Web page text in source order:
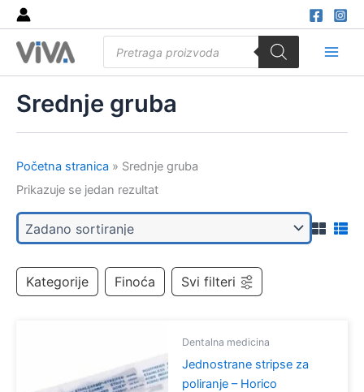
Skip
to
content
search
Srednje gruba
Početna stranica » Srednje gruba
Prikazuje se jedan rezultat
Kategorije Finoća Svi filteri
Dentalna medicina
Jednostrane stripse za
poliranje – Horico